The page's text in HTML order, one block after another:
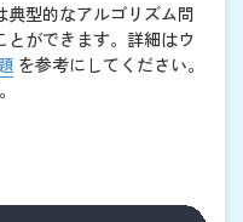
型的なアルゴリズム問
ができます。詳細はウ
を参考にしてください。